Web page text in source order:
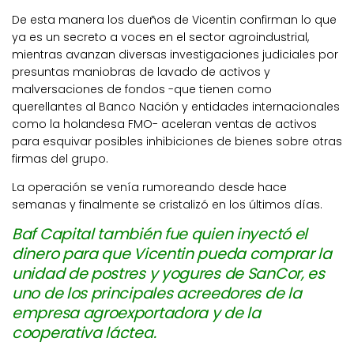
De esta manera los dueños de Vicentin confirman lo que
ya es un secreto a voces en el sector agroindustrial,
mientras avanzan diversas investigaciones judiciales por
presuntas maniobras de lavado de activos y
malversaciones de fondos -que tienen como
querellantes al Banco Nación y entidades internacionales
como la holandesa FMO- aceleran ventas de activos
para esquivar posibles inhibiciones de bienes sobre otras
firmas del grupo.
La operación se venía rumoreando desde hace
semanas y finalmente se cristalizó en los últimos días.
Baf Capital también fue quien inyectó el
dinero para que Vicentin pueda comprar la
unidad de postres y yogures de SanCor, es
uno de los principales acreedores de la
empresa agroexportadora y de la
cooperativa láctea.